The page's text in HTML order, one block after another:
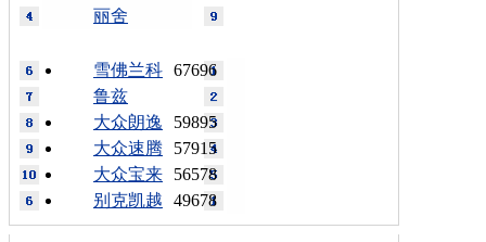
丽舍
67696
雪佛兰科
鲁兹
59895
大众朗逸
57915
大众速腾
56578
大众宝来
49678
别克凯越